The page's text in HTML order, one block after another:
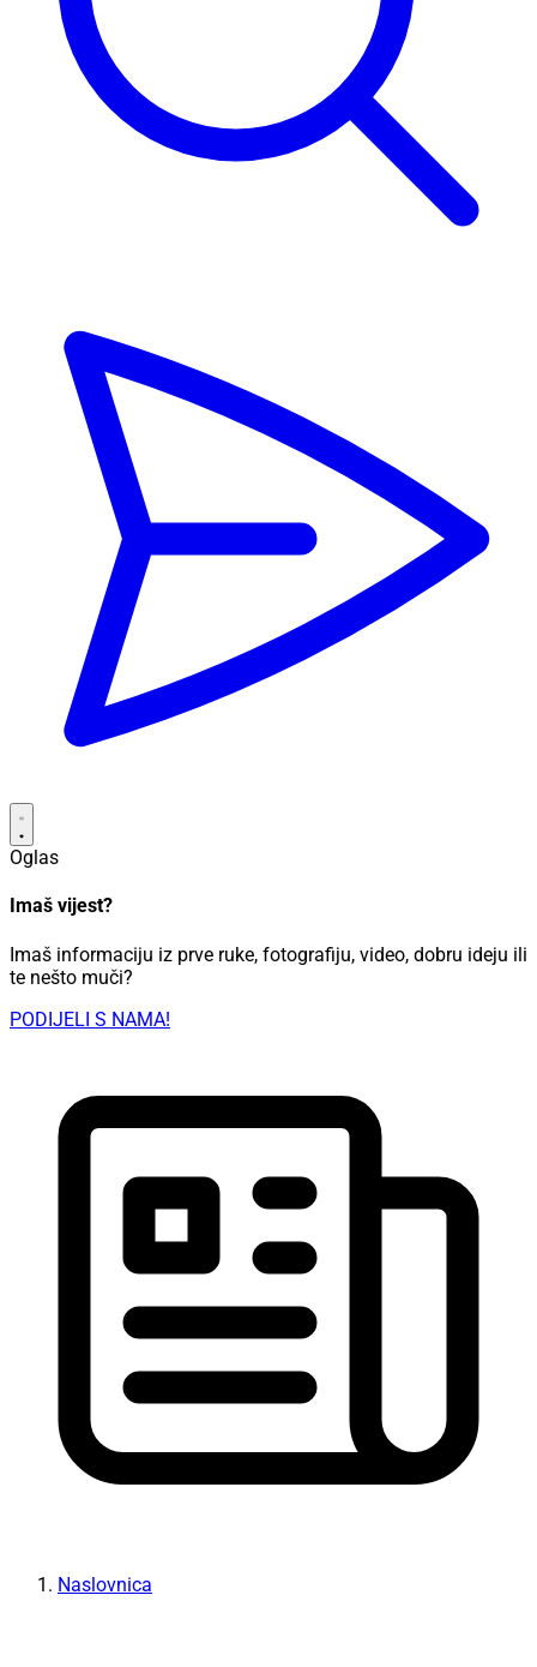
Oglas
Imaš vijest?
Imaš informaciju iz prve ruke, fotografiju, video, dobru ideju ili
te nešto muči?
PODIJELI S NAMA!
Naslovnica